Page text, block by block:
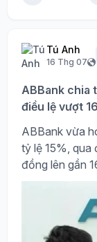
Tú Anh
16 Thg 07
ABBank chia
điều lệ vượt
ABBank vừa
tỷ lệ 15%, qua
đồng lên gần